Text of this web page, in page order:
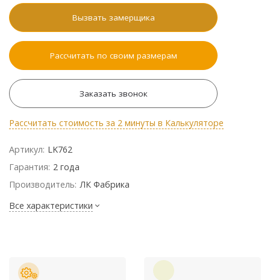
Вызвать замерщика
Рассчитать по своим размерам
Заказать звонок
Рассчитать стоимость за 2 минуты в Калькуляторе
Артикул: LK762
Гарантия: 2 года
Производитель: ЛК Фабрика
Все характеристики